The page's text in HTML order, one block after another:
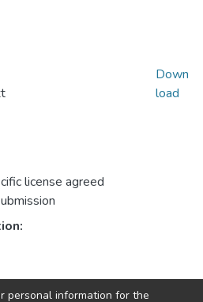
license agreed
Down
load
personal information for the